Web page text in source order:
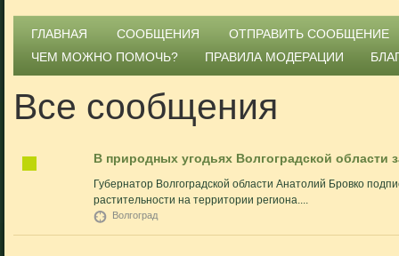
ГЛАВНАЯ СООБЩЕНИЯ
ОТПРАВИТЬ СООБЩЕНИЕ
ЧЕМ МОЖНО ПОМОЧЬ?
ПРАВИЛА МОДЕРАЦИИ
Все сообщения
В природных угодьях Волгоградской области
Губернатор Волгоградской области Анатолий Бровко
растительности на территории региона....
Волгоград